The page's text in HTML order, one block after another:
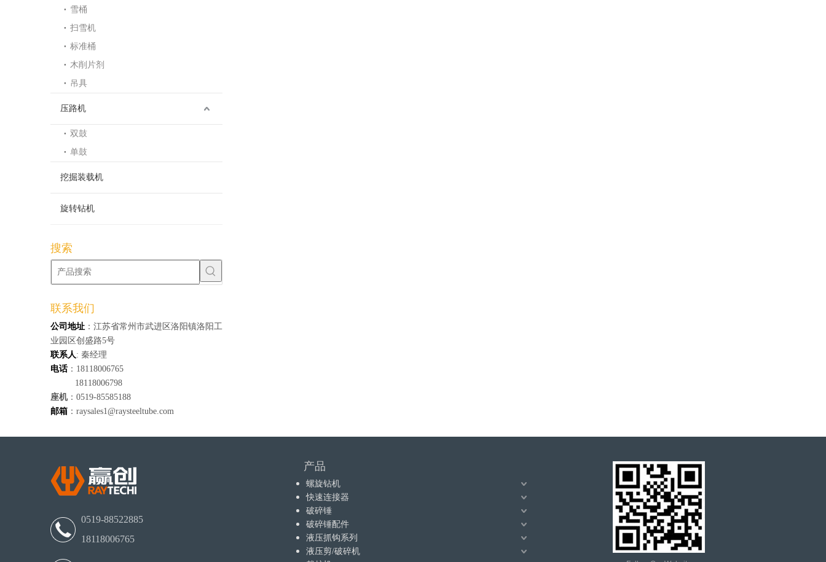
雪桶
扫雪机
标准桶
木削片剂
吊具
压路机
双鼓
单鼓
挖掘装载机
旋转钻机
搜索
联系我们
公司地址 ：江苏省常州市武进区洛阳镇洛阳工
业园区创盛路5号
联系人: 秦经理
电话：18118006765
18118006798
座机：0519-85585188
邮箱 ：raysales1@raysteeltube.com
0519-88522885
18118006765
产品
螺旋钻机
快速连接器
破碎锤
破碎锤配件
液压抓钩系列
液压剪/破碎机